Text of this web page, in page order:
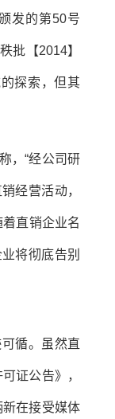
发的第50号
批【2014】
探索，但其
，“经公司研
经营活动，
直销企业名
将彻底告别
循。虽然直
证公告》，
在接受媒体